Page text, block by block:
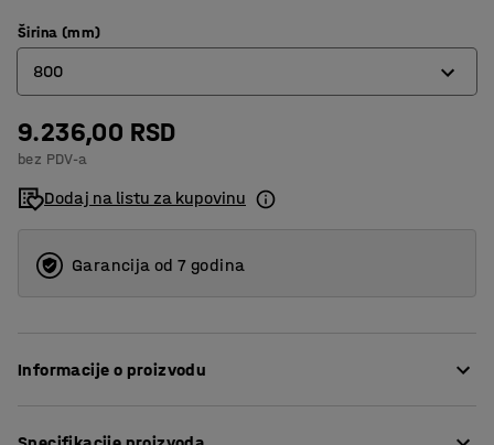
Širina (mm)
800
400
800
1000
1200
9.236,00 RSD
bez PDV-a
Dodaj na listu za kupovinu
Garancija od 7 godina
Informacije o proizvodu